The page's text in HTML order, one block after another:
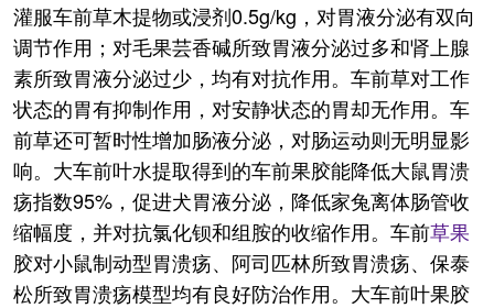
灌服车前草木提物或浸剂0.5g/kg，对胃液分泌有双向
调节作用；对毛果芸香碱所致胃液分泌过多和肾上腺
素所致胃液分泌过少，均有对抗作用。车前草对工作
状态的胃有抑制作用，对安静状态的胃却无作用。车
前草还可暂时性增加肠液分泌，对肠运动则无明显影
响。大车前叶水提取得到的车前果胶能降低大鼠胃溃
疡指数95%，促进犬胃液分泌，降低家兔离体肠管收
缩幅度，并对抗氯化钡和组胺的收缩作用。车前草果
胶对小鼠制动型胃溃疡、阿司匹林所致胃溃疡、保泰
松所致胃溃疡模型均有良好防治作用。大车前叶果胶